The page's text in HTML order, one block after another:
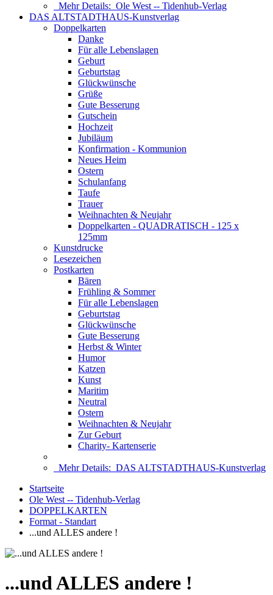
Mehr Details: Ole West -- Tidenhub-Verlag
DAS ALTSTADTHAUS-Kunstverlag
Doppelkarten
Danke
Für alle Lebenslagen
Geburt
Geburtstag
Glückwünsche
Grüße
Gute Besserung
Gutschein
Hochzeit
Jubiläum
Konfirmation - Kommunion
Neues Heim
Ostern
Schulanfang
Taufe
Trauer
Weihnachten & Neujahr
Doppelkarten - QUADRATISCH - 125 x
125mm
Kunstdrucke
Lesezeichen
Postkarten
Bären
Frühling & Sommer
Für alle Lebenslagen
Geburtstag
Glückwünsche
Gute Besserung
Herbst & Winter
Humor
Katzen
Kunst
Maritim
Neutral
Ostern
Weihnachten & Neujahr
Zur Geburt
Charity- Kartenserie
Mehr Details: DAS ALTSTADTHAUS-Kunstverlag
Startseite
Ole West -- Tidenhub-Verlag
DOPPELKARTEN
Format - Standart
...und ALLES andere !
...und ALLES andere !